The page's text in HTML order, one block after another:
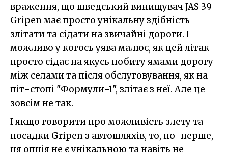
враження, що шведський винищувач JAS 39
Gripen має просто унікальну здібність
злітати та сідати на звичайні дороги. І
можливо у когось уява малює, як цей літак
просто сідає на якусь побиту ямами дорогу
між селами та після обслуговування, як на
піт-стопі "Формули-1", злітає з неї. Але це
зовсім не так.
І якщо говорити про можливість злету та
посадки Gripen з автошляхів, то, по-перше,
ця опція не є унікальною та навіть не